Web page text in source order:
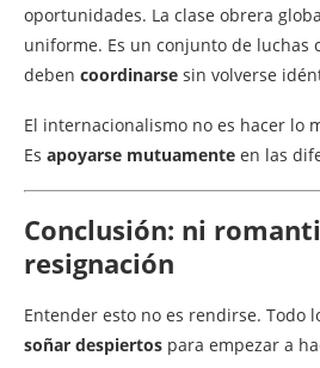
oportunidades. La clase obrera
uniforme. Es un conjunto de luchas
deben coordinarse sin volverse
El internacionalismo no es hacer lo
Es apoyarse mutuamente en las
Conclusión: ni
resignación
Entender esto no es rendirse. Todo
soñar despiertos para empezar a